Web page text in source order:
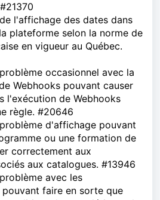
l'affichage des dates dans
plateforme selon la norme de
en vigueur au Québec.
occasionnel avec la
Webhooks pouvant causer
l'exécution de Webhooks
règle. #20646
d'affichage pouvant
ou une formation de
correctement aux
aux catalogues. #13946
avec les
faire en sorte que